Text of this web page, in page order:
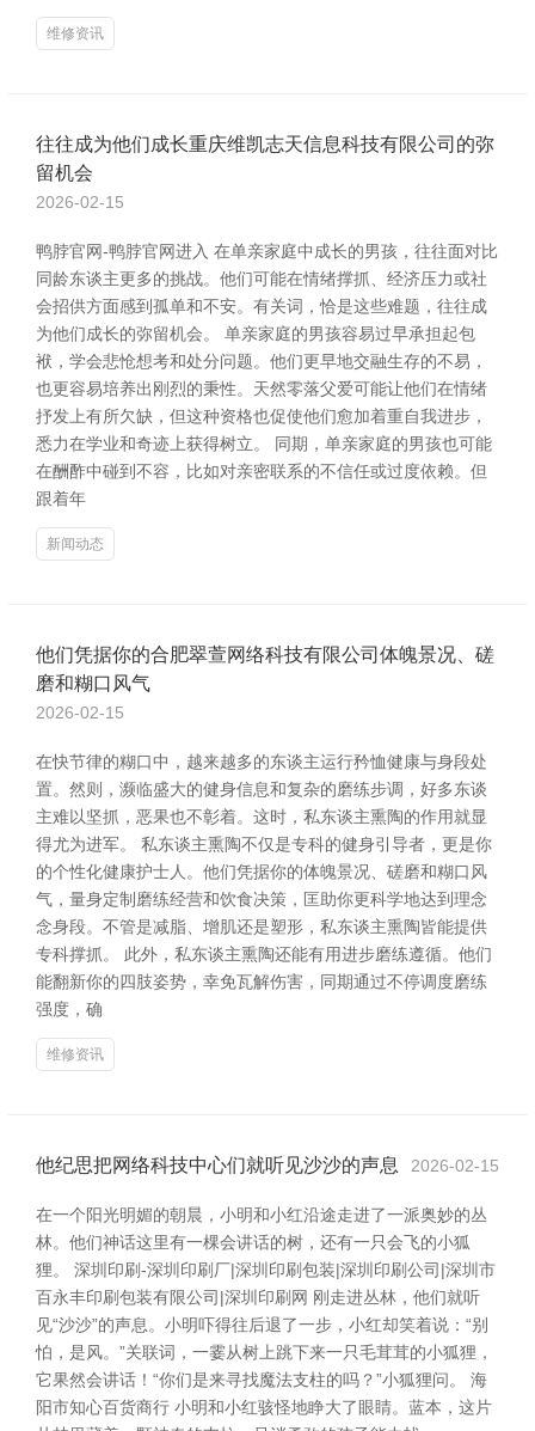
维修资讯
往往成为他们成长重庆维凯志天信息科技有限公司的弥
留机会
2026-02-15
鸭脖官网-鸭脖官网进入 在单亲家庭中成长的男孩，往往面对比
同龄东谈主更多的挑战。他们可能在情绪撑抓、经济压力或社
会招供方面感到孤单和不安。有关词，恰是这些难题，往往成
为他们成长的弥留机会。 单亲家庭的男孩容易过早承担起包
袱，学会悲怆想考和处分问题。他们更早地交融生存的不易，
也更容易培养出刚烈的秉性。天然零落父爱可能让他们在情绪
抒发上有所欠缺，但这种资格也促使他们愈加着重自我进步，
悉力在学业和奇迹上获得树立。 同期，单亲家庭的男孩也可能
在酬酢中碰到不容，比如对亲密联系的不信任或过度依赖。但
跟着年
新闻动态
他们凭据你的合肥翠萱网络科技有限公司体魄景况、磋
磨和糊口风气
2026-02-15
在快节律的糊口中，越来越多的东谈主运行矜恤健康与身段处
置。然则，濒临盛大的健身信息和复杂的磨练步调，好多东谈
主难以坚抓，恶果也不彰着。这时，私东谈主熏陶的作用就显
得尤为进军。 私东谈主熏陶不仅是专科的健身引导者，更是你
的个性化健康护士人。他们凭据你的体魄景况、磋磨和糊口风
气，量身定制磨练经营和饮食决策，匡助你更科学地达到理念
念身段。不管是减脂、增肌还是塑形，私东谈主熏陶皆能提供
专科撑抓。 此外，私东谈主熏陶还能有用进步磨练遵循。他们
能翻新你的四肢姿势，幸免瓦解伤害，同期通过不停调度磨练
强度，确
维修资讯
他纪思把网络科技中心们就听见沙沙的声息 2026-02-15
在一个阳光明媚的朝晨，小明和小红沿途走进了一派奥妙的丛
林。他们神话这里有一棵会讲话的树，还有一只会飞的小狐
狸。 深圳印刷-深圳印刷厂|深圳印刷包装|深圳印刷公司|深圳市
百永丰印刷包装有限公司|深圳印刷网 刚走进丛林，他们就听
见“沙沙”的声息。小明吓得往后退了一步，小红却笑着说：“别
怕，是风。”关联词，一霎从树上跳下来一只毛茸茸的小狐狸，
它果然会讲话！“你们是来寻找魔法支柱的吗？”小狐狸问。 海
阳市知心百货商行 小明和小红骇怪地睁大了眼睛。蓝本，这片